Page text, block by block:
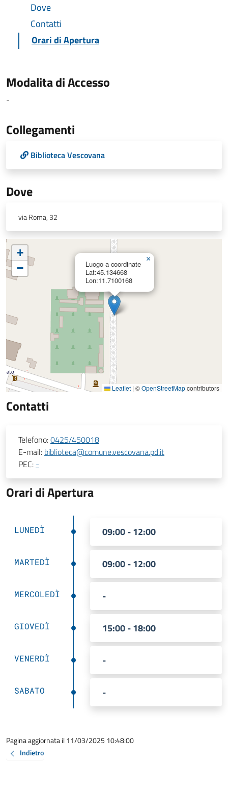
Dove
Contatti
Orari di Apertura
Modalita di Accesso
-
Collegamenti
Biblioteca Vescovana
Dove
via Roma, 32
Luogo a coordinate
Lat:45.134668
Lon:11.7100168
×
+
−
Leaflet | ©OpenStreetMapcontributors
Contatti
Telefono:0425/450018
E-mail: biblioteca@comune.vescovana.pd.it
PEC: -
Orari di Apertura
LUNEDÌ 09:00 - 12:00
MARTEDÌ 09:00 - 12:00
MERCOLEDÌ -
GIOVEDÌ 15:00 - 18:00
VENERDÌ -
SABATO -
Pagina aggiornata il 11/03/2025 10:48:00
Indietro